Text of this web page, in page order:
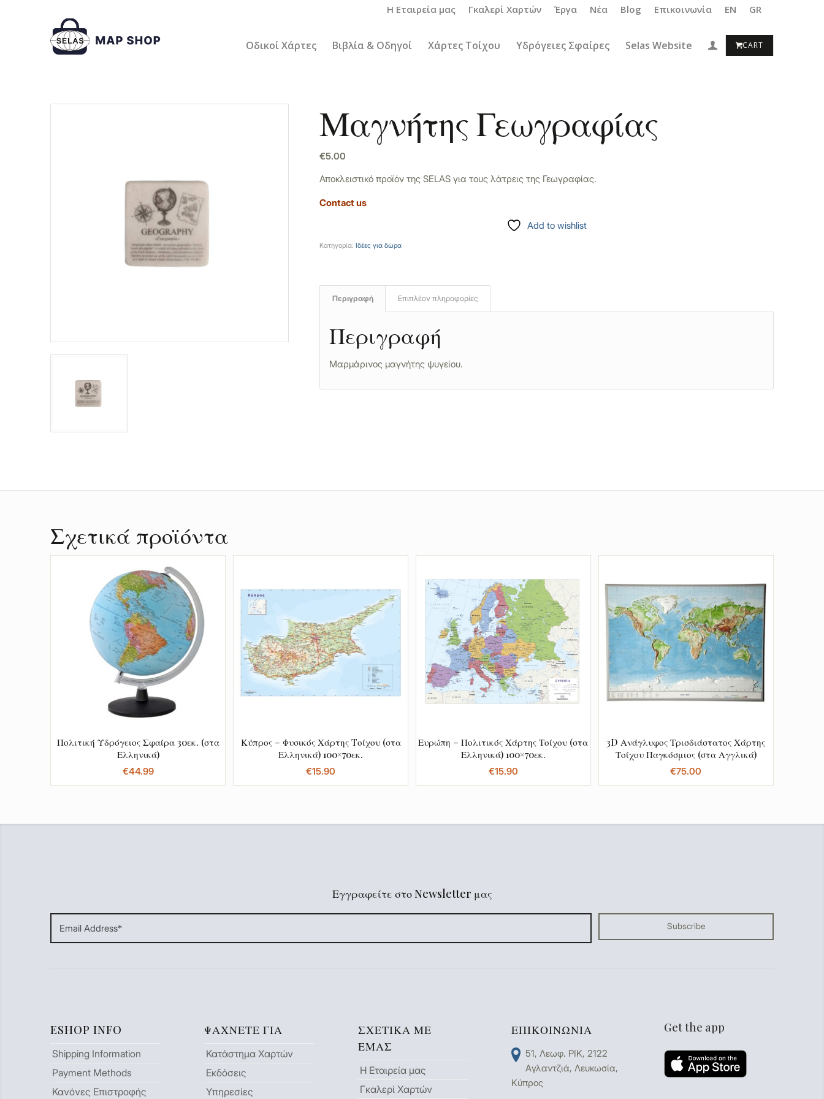
Η Εταιρεία μας Γκαλερί Χαρτών Έργα Νέα Blog Επικοινωνία EN GR
Οδικοί Χάρτες Βιβλία & Οδηγοί Χάρτες Τοίχου Υδρόγειες Σφαίρες Selas Website
Μαγνήτης Γεωγραφίας
€5.00
Αποκλειστικό προϊόν της SELAS για τους λάτρεις της Γεωγραφίας.
Contact us
Add to wishlist
Κατηγορία:Ιδέες για δώρα
Περιγραφή Επιπλέον πληροφορίες
Περιγραφή
Μαρμάρινος μαγνήτης ψυγείου.
Σχετικά προϊόντα
Πολιτική Υδρόγειος Σφαίρα 30εκ. (στα
Ελληνικά)
€44.99
Κύπρος – Φυσικός Χάρτης Tοίχου (στα
Ελληνικά) 100×70εκ.
€15.90
Ευρώπη – Πολιτικός Χάρτης Τοίχου (στα
Ελληνικά) 100×70εκ.
€15.90
3D Ανάγλυφος Τρισδιάστατος Χάρτης
Τοίχου Παγκόσμιος (στα Αγγλικά)
€75.00
Εγγραφείτε στο Newsletter μας
ESHOP INFO
Shipping Information
Payment Methods
Κανόνες Επιστροφής
ΨΆΧΝΕΤΕ ΓΙΑ
Κατάστημα Χαρτών
Εκδόσεις
Υπηρεσίες
ΣΧΕΤΙΚΆ ΜΕ
ΕΜΆΣ
Η Εταιρεία μας
Γκαλερί Χαρτών
ΕΠΙΚΟΙΝΩΝΊΑ
51, Λεωφ. ΡΙΚ, 2122
Aγλαντζιά, Λευκωσία,
Κύπρος
Get the app